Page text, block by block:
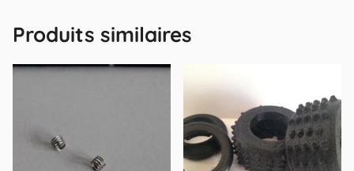
Produits similaires